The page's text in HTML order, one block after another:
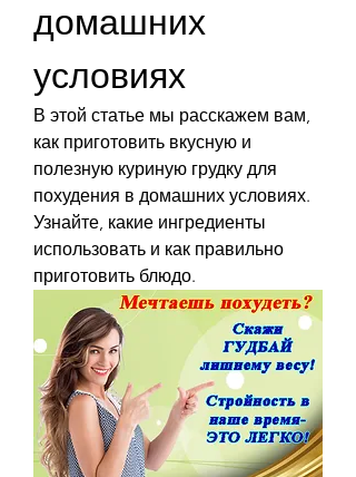
домашних
условиях
В этой статье мы расскажем вам,
как приготовить вкусную и
полезную куриную грудку для
похудения в домашних условиях.
Узнайте, какие ингредиенты
использовать и как правильно
приготовить блюдо.